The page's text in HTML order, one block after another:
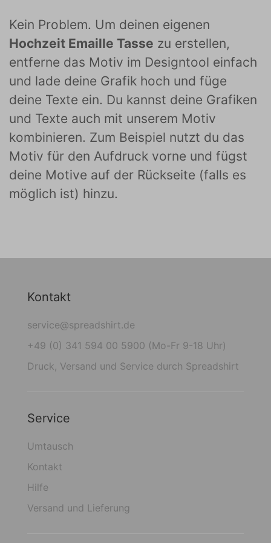
Kein Problem. Um deinen eigenen
Hochzeit Emaille Tasse zu erstellen,
entferne das Motiv im Designtool einfach
und lade deine Grafik hoch und füge
deine Texte ein. Du kannst deine Grafiken
und Texte auch mit unserem Motiv
kombinieren. Zum Beispiel nutzt du das
Motiv für den Aufdruck vorne und fügst
deine Motive auf der Rückseite (falls es
möglich ist) hinzu.
Kontakt
service@spreadshirt.de
+49 (0) 341 594 00 5900 (Mo-Fr 9-18 Uhr)
Druck, Versand und Service durch Spreadshirt
Service
Umtausch
Kontakt
Hilfe
Versand und Lieferung